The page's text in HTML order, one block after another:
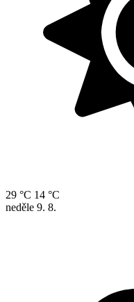
29 °C 14 °C
neděle 9. 8.